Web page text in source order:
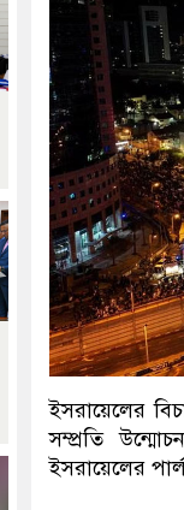
ইসরায়েলের
সম্প্রতি
ইসরায়েলের